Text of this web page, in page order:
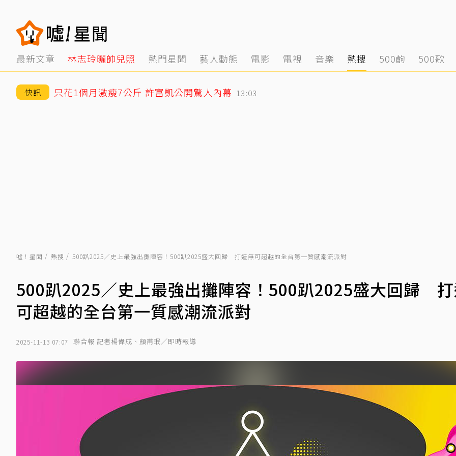
最新文章 林志玲曬帥兒照 熱門星聞 藝人動態 電影 電視 音樂 熱搜 500齣 500歌
快訊 只花1個月激瘦7公斤 許富凱公開驚人內幕 13:03
噓！星聞 熱搜 500趴2025／史上最強出攤陣容！500趴2025盛大回歸 打造無可超越的全台第一質感潮流派對
500趴2025／史上最強出攤陣容！500趴2025盛大回歸
可超越的全台第一質感潮流派對
2025-11-13 07:07 聯合報 記者楊偉成、顏甫珉／即時報導